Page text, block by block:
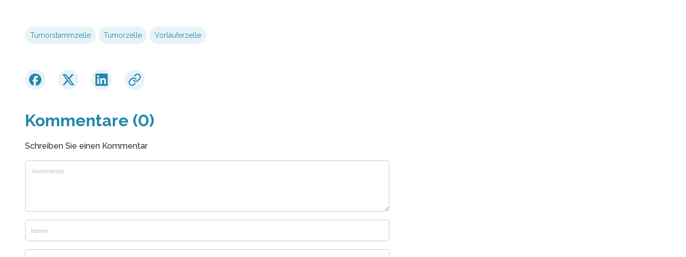
Tumorstammzelle Tumorzelle Vorläuferzelle
Kommentare (0)
Schreiben Sie einen Kommentar